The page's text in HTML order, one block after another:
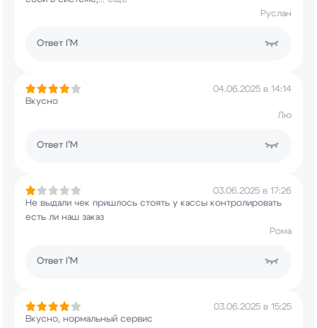
Руслан
Ответ I’M
04.06.2025 в 14:14
Вкусно
Лю
Ответ I’M
03.06.2025 в 17:26
Не выдали чек пришлось стоять у кассы контролировать
есть ли наш заказ
Рома
Ответ I’M
03.06.2025 в 15:25
Вкусно, нормальный сервис